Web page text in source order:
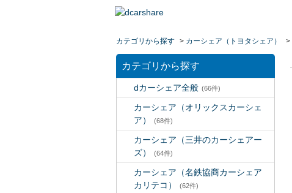
カテゴリから探す > カーシェア（トヨタシェア） >
カテゴリから探す
dカーシェア全般 (66件)
カーシェア（オリックスカーシェ
ア）
(68件)
カーシェア（三井のカーシェアー
ズ）
(64件)
カーシェア（名鉄協商カーシェア
カリテコ）
(62件)